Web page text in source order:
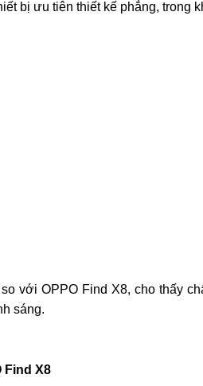
bị ưu tiên thiết kế phẳng, trong
với OPPO Find X8, cho thấy
sáng.
Find X8